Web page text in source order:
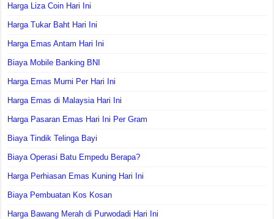
Harga Liza Coin Hari Ini
Harga Tukar Baht Hari Ini
Harga Emas Antam Hari Ini
Biaya Mobile Banking BNI
Harga Emas Murni Per Hari Ini
Harga Emas di Malaysia Hari Ini
Harga Pasaran Emas Hari Ini Per Gram
Biaya Tindik Telinga Bayi
Biaya Operasi Batu Empedu Berapa?
Harga Perhiasan Emas Kuning Hari Ini
Biaya Pembuatan Kos Kosan
Harga Bawang Merah di Purwodadi Hari Ini